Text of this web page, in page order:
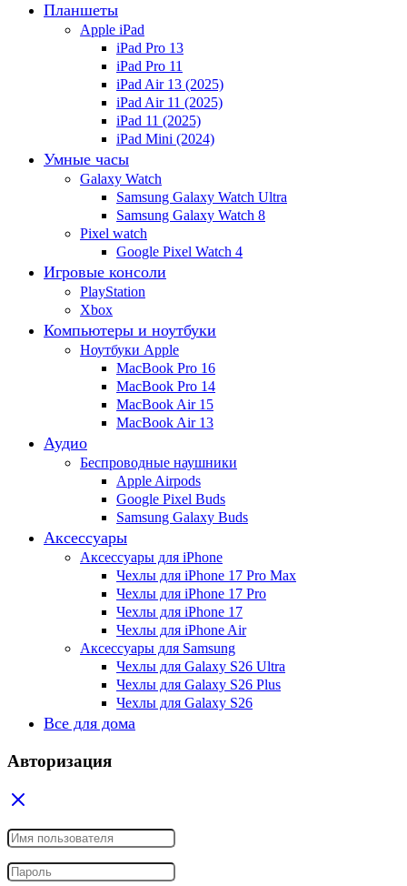
Планшеты
Apple iPad
iPad Pro 13
iPad Pro 11
iPad Air 13 (2025)
iPad Air 11 (2025)
iPad 11 (2025)
iPad Mini (2024)
Умные часы
Galaxy Watch
Samsung Galaxy Watch Ultra
Samsung Galaxy Watch 8
Pixel watch
Google Pixel Watch 4
Игровые консоли
PlayStation
Xbox
Компьютеры и ноутбуки
Ноутбуки Apple
MacBook Pro 16
MacBook Pro 14
MacBook Air 15
MacBook Air 13
Аудио
Беспроводные наушники
Apple Airpods
Google Pixel Buds
Samsung Galaxy Buds
Аксессуары
Аксессуары для iPhone
Чехлы для iPhone 17 Pro Max
Чехлы для iPhone 17 Pro
Чехлы для iPhone 17
Чехлы для iPhone Air
Аксессуары для Samsung
Чехлы для Galaxy S26 Ultra
Чехлы для Galaxy S26 Plus
Чехлы для Galaxy S26
Все для дома
Авторизация